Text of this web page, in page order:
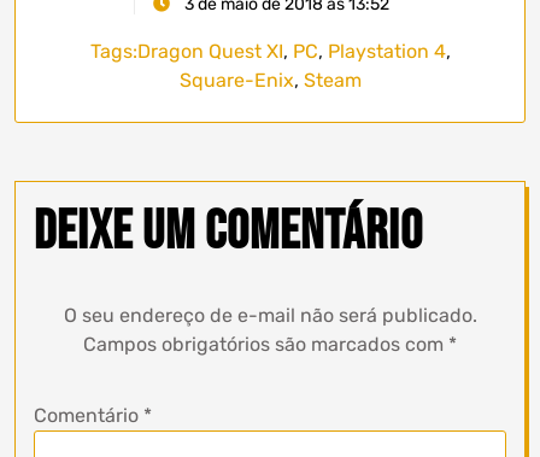
3 de maio de 2018 às 13:52
Tags:Dragon Quest XI, PC, Playstation 4,
Square-Enix, Steam
Deixe um comentário
O seu endereço de e-mail não será publicado.
Campos obrigatórios são marcados com *
Comentário *